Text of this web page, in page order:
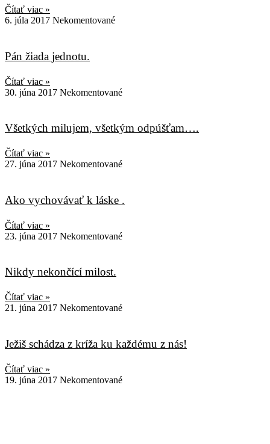
Čítať viac »
6. júla 2017 Nekomentované
Pán žiada jednotu.
Čítať viac »
30. júna 2017 Nekomentované
Všetkých milujem, všetkým odpúšťam….
Čítať viac »
27. júna 2017 Nekomentované
Ako vychovávať k láske .
Čítať viac »
23. júna 2017 Nekomentované
Nikdy nekončící milost.
Čítať viac »
21. júna 2017 Nekomentované
Ježiš schádza z kríža ku každému z nás!
Čítať viac »
19. júna 2017 Nekomentované